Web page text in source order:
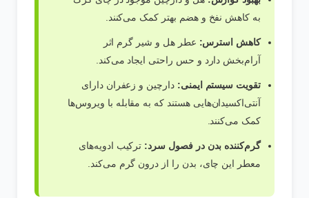
به کاهش نفخ و هضم بهتر کمک می‌کنند.
کاهش استرس: عطر هل و شیر گرم اثر
آرام‌بخش دارد و حس راحتی ایجاد می‌کند.
تقویت سیستم ایمنی: دارچین و زعفران دارای
آنتی‌اکسیدان‌هایی هستند که به مقابله با ویروس‌ها
کمک می‌کنند.
گرم‌کننده بدن در فصول سرد: ترکیب ادویه‌های
معطر این چای، بدن را از درون گرم می‌کند.